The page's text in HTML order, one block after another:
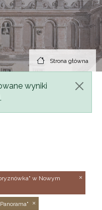
Strona główna
wyniki
w Nowym